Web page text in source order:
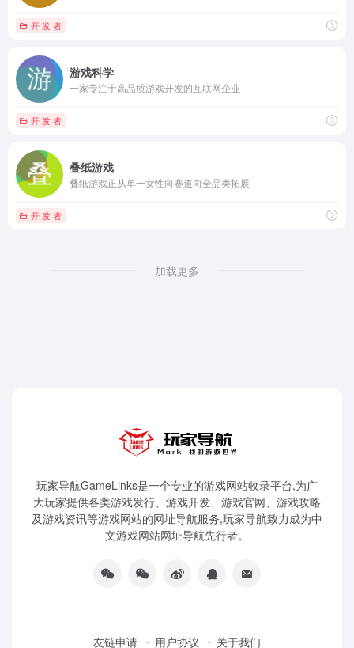
开 发 者
游戏科学
一家专注于高品质游戏开发的互联网企业
开 发 者
叠纸游戏
叠纸游戏正从单一女性向赛道向全品类拓展
开 发 者
加载更多
玩家导航GameLinks是一个专业的游戏网站收录平台,为广
大玩家提供各类游戏发行、游戏开发、游戏官网、游戏攻略
及游戏资讯等游戏网站的网址导航服务,玩家导航致力成为中
文游戏网站网址导航先行者。
友链申请 用户协议 关于我们